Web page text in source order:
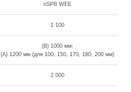
nSPB WEE
1 100
(B) 1000 мм;
(A) 1200 мм (для 100, 150, 170, 180, 200 мм)
2 000